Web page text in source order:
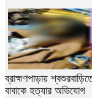
ব্রাহ্মণপাড়ায়
বাবাকে হত্যার অভিযোগ